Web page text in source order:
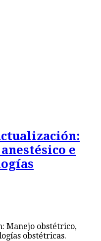
e
Manejo obstétrico,
obstétricas.